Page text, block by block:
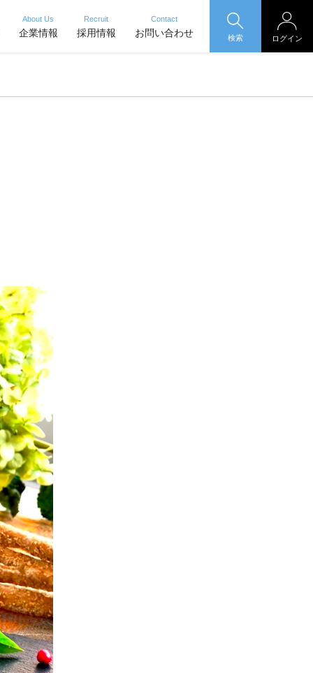
About Us
企業情報
Recruit
採用情報
Contact
お問い合わせ 検索 ログイン